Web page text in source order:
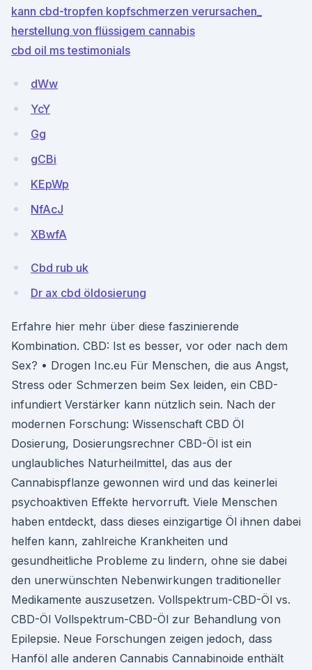
kann cbd-tropfen kopfschmerzen verursachen_
herstellung von flüssigem cannabis
cbd oil ms testimonials
dWw
YcY
Gg
gCBi
KEpWp
NfAcJ
XBwfA
Cbd rub uk
Dr ax cbd öldosierung
Erfahre hier mehr über diese faszinierende
Kombination. CBD: Ist es besser, vor oder nach dem
Sex? • Drogen Inc.eu Für Menschen, die aus Angst,
Stress oder Schmerzen beim Sex leiden, ein CBD-
infundiert Verstärker kann nützlich sein. Nach der
modernen Forschung: Wissenschaft CBD Öl
Dosierung, Dosierungsrechner CBD-Öl ist ein
unglaubliches Naturheilmittel, das aus der
Cannabispflanze gewonnen wird und das keinerlei
psychoaktiven Effekte hervorruft. Viele Menschen
haben entdeckt, dass dieses einzigartige Öl ihnen dabei
helfen kann, zahlreiche Krankheiten und
gesundheitliche Probleme zu lindern, ohne sie dabei
den unerwünschten Nebenwirkungen traditioneller
Medikamente auszusetzen. Vollspektrum-CBD-Öl vs.
CBD-Öl Vollspektrum-CBD-Öl zur Behandlung von
Epilepsie. Neue Forschungen zeigen jedoch, dass
Hanföl alle anderen Cannabis Cannabinoide enthält